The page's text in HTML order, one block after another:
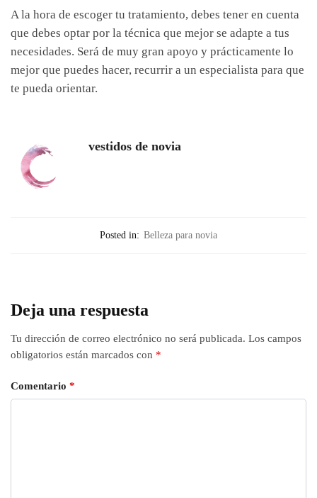
A la hora de escoger tu tratamiento, debes tener en cuenta
que debes optar por la técnica que mejor se adapte a tus
necesidades. Será de muy gran apoyo y prácticamente lo
mejor que puedes hacer, recurrir a un especialista para que
te pueda orientar.
vestidos de novia
Posted in: Belleza para novia
Deja una respuesta
Tu dirección de correo electrónico no será publicada. Los campos
obligatorios están marcados con *
Comentario *